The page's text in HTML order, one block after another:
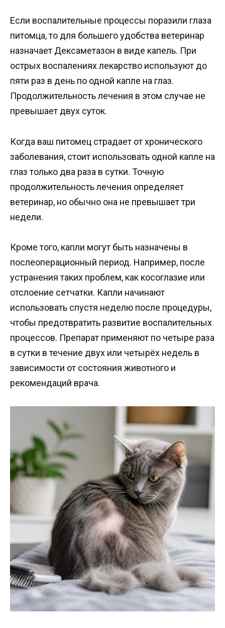
Если воспалительные процессы поразили глаза
питомца, то для большего удобства ветеринар
назначает Дексаметазон в виде капель. При
острых воспалениях лекарство используют до
пяти раз в день по одной капле на глаз.
Продолжительность лечения в этом случае не
превышает двух суток.
Когда ваш питомец страдает от хронического
заболевания, стоит использовать одной капле на
глаз только два раза в сутки. Точную
продолжительность лечения определяет
ветеринар, но обычно она не превышает три
недели.
Кроме того, капли могут быть назначены в
послеоперационный период. Например, после
устранения таких проблем, как косоглазие или
отслоение сетчатки. Капли начинают
использовать спустя неделю после процедуры,
чтобы предотвратить развитие воспалительных
процессов. Препарат применяют по четыре раза
в сутки в течение двух или четырёх недель в
зависимости от состояния животного и
рекомендаций врача.